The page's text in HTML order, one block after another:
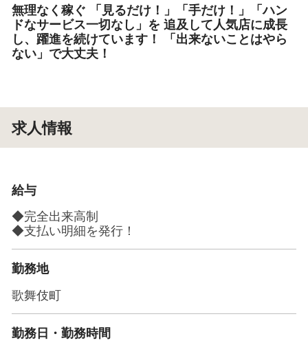
無理なく稼ぐ 「見るだけ！」「手だけ！」「ハン
ドなサービス一切なし」を 追及して人気店に成長
し、躍進を続けています！ 「出来ないことはやら
ない」で大丈夫！
求人情報
給与
◆完全出来高制
◆支払い明細を発行！
勤務地
歌舞伎町
勤務日・勤務時間